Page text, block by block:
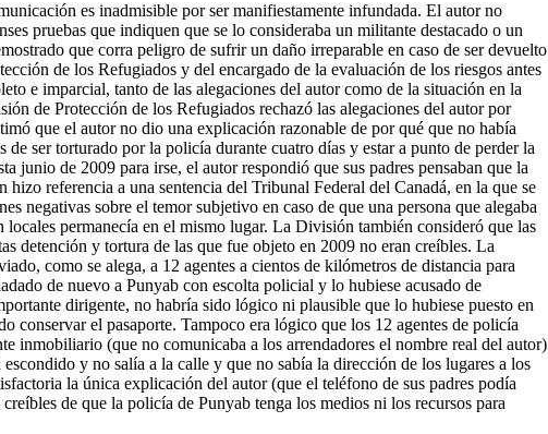
es inadmisible por ser manifiestamente infundada. El autor no
pruebas que indiquen que se lo consideraba un militante destacado o un
que corra peligro de sufrir un daño irreparable en caso de ser devuelto
de los Refugiados y del encargado de la evaluación de los riesgos antes
e imparcial, tanto de las alegaciones del autor como de la situación en la
de Protección de los Refugiados rechazó las alegaciones del autor por
que el autor no dio una explicación razonable de por qué que no había
de ser torturado por la policía durante cuatro días y estar a punto de perder la
junio de 2009 para irse, el autor respondió que sus padres pensaban que la
referencia a una sentencia del Tribunal Federal del Canadá, en la que se
negativas sobre el temor subjetivo en caso de que una persona que alegaba
locales permanecía en el mismo lugar. La División también consideró que las
detención y tortura de las que fue objeto en 2009 no eran creíbles. La
como se alega, a 12 agentes a cientos de kilómetros de distancia para
de nuevo a Punyab con escolta policial y lo hubiese acusado de
dirigente, no habría sido lógico ni plausible que lo hubiese puesto en
conservar el pasaporte. Tampoco era lógico que los 12 agentes de policía
inmobiliario (que no comunicaba a los arrendadores el nombre real del autor)
y no salía a la calle y que no sabía la dirección de los lugares a los
la única explicación del autor (que el teléfono de sus padres podía
de que la policía de Punyab tenga los medios ni los recursos para